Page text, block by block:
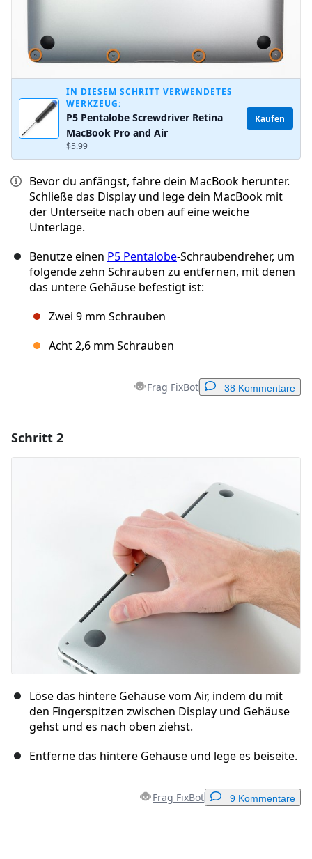
IN DIESEM SCHRITT VERWENDETES
WERKZEUG:
P5 Pentalobe Screwdriver Retina
MacBook Pro and Air
$5.99
Kaufen
Bevor du anfängst, fahre dein MacBook herunter.
Schließe das Display und lege dein MacBook mit
der Unterseite nach oben auf eine weiche
Unterlage.
Benutze einen P5 Pentalobe-Schraubendreher, um
folgende zehn Schrauben zu entfernen, mit denen
das untere Gehäuse befestigt ist:
Zwei 9 mm Schrauben
Acht 2,6 mm Schrauben
Frag FixBot 38 Kommentare
Abbrechen
Schritt 2
Löse das hintere Gehäuse vom Air, indem du mit
den Fingerspitzen zwischen Display und Gehäuse
gehst und es nach oben ziehst.
Entferne das hintere Gehäuse und lege es beiseite.
Frag FixBot 9 Kommentare